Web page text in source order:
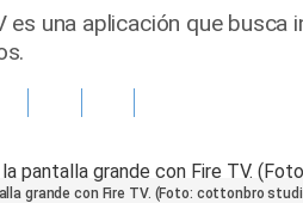
es una aplicación que
grande con Fire TV. (Foto: cottonbro